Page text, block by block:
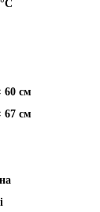
60 см
67 см